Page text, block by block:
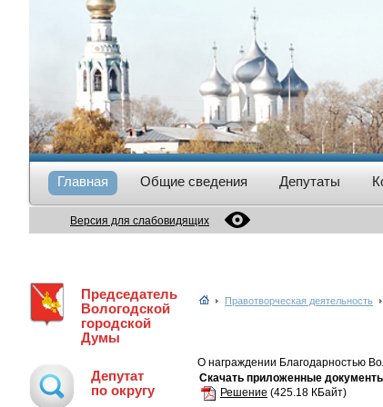
Главная Общие сведения Депутаты
Версия для слабовидящих
Председатель
Вологодской
городской
Думы
Депутат
по округу
Правотворческая деятельность
О награждении Благодарностью
Скачать приложенные
Решение (425.18 КБайт)